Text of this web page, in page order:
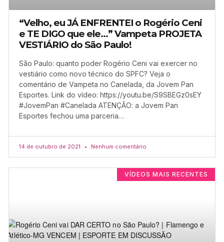
“Velho, eu JÁ ENFRENTEI o Rogério Ceni
e TE DIGO que ele…” Vampeta PROJETA
VESTIÁRIO do São Paulo!
São Paulo: quanto poder Rogério Ceni vai exercer no
vestiário como novo técnico do SPFC? Veja o
comentário de Vampeta no Canelada, da Jovem Pan
Esportes. Link do vídeo: https://youtu.be/S9SBEGz0sEY
#JovemPan #Canelada ATENÇÃO: a Jovem Pan
Esportes fechou uma parceria…
14 de outubro de 2021 Nenhum comentário
VÍDEOS MAIS RECENTES